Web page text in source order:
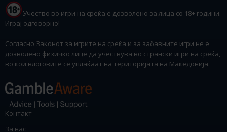
Учество во игри на среќа е дозволено за лица со 18+ години.
Играј одговорно!
Согласно Законот за игрите на среќа и за забавните игри не е
дозволено физичко лице да учествува во странски игри на среќа,
во кои влоговите се уплаќаат на територијата на Македонија.
Контакт
За нас